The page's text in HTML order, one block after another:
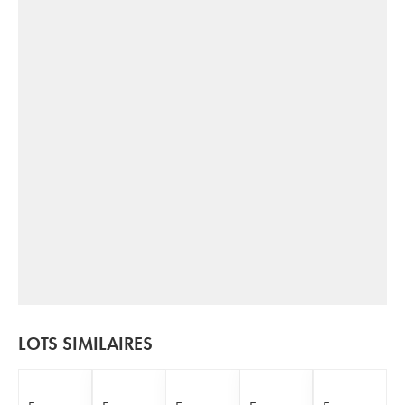
LOTS SIMILAIRES